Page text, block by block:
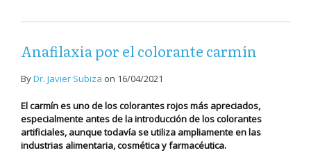
Anafilaxia por el colorante carmín
ByDr. Javier Subiza on 16/04/2021
El carmín es uno de los colorantes rojos más apreciados,
especialmente antes de la introducción de los colorantes
artificiales, aunque todavía se utiliza ampliamente en las
industrias alimentaria, cosmética y farmacéutica.